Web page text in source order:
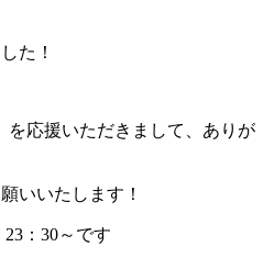
た！
を応援いただきまして、ありが
いいたします！
：30～です